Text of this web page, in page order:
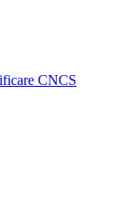
CNCS